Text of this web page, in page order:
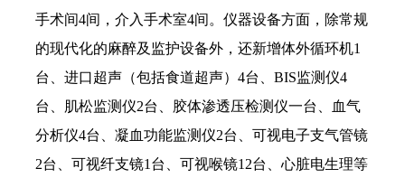
手术间4间，介入手术室4间。仪器设备方面，除常规
的现代化的麻醉及监护设备外，还新增体外循环机1
台、进口超声（包括食道超声）4台、BIS监测仪4
台、肌松监测仪2台、胶体渗透压检测仪一台、血气
分析仪4台、凝血功能监测仪2台、可视电子支气管镜
2台、可视纤支镜1台、可视喉镜12台、心脏电生理等